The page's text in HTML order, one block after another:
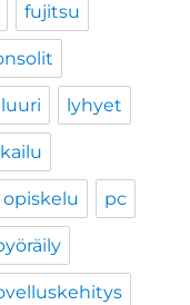
fujitsu
luuri lyhyet
opiskelu pc